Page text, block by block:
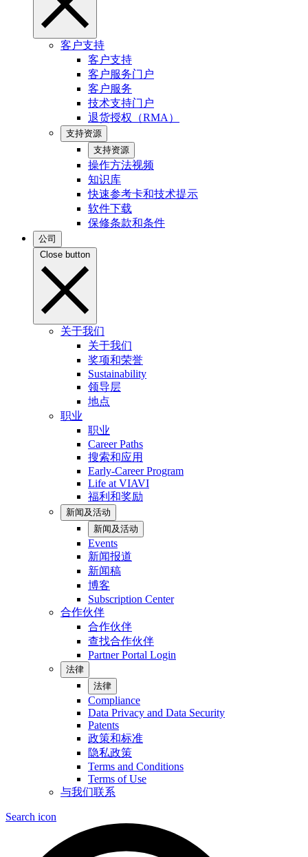
客户支持
客户支持
客户服务门户
客户服务
技术支持门户
退货授权（RMA）
支持资源
支持资源
操作方法视频
知识库
快速参考卡和技术提示
软件下载
保修条款和条件
公司
Close button
关于我们
关于我们
奖项和荣誉
Sustainability
领导层
地点
职业
职业
Career Paths
搜索和应用
Early-Career Program
Life at VIAVI
福利和奖励
新闻及活动
新闻及活动
Events
新闻报道
新闻稿
博客
Subscription Center
合作伙伴
合作伙伴
查找合作伙伴
Partner Portal Login
法律
法律
Compliance
Data Privacy and Data Security
Patents
政策和标准
隐私政策
Terms and Conditions
Terms of Use
与我们联系
Search icon